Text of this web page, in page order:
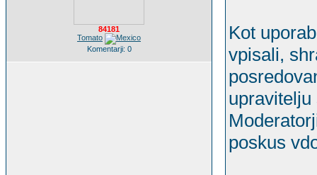
84181
Tomato
Komentarji: 0
Kot
vpisali,
poskus